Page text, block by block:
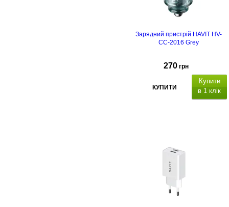
Зарядний пристрій HAVIT HV-
CC-2016 Grey
270 грн
КУПИТИ
Купити
в 1 клік
Power Delivery